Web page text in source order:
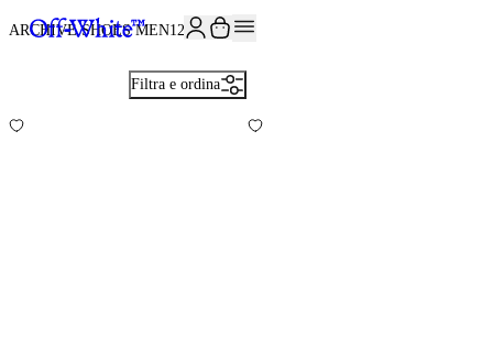
ARCHIVE SHOES MEN12
Filtra e ordina